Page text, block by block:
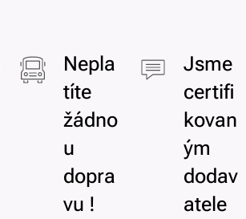
Nepla
títe
žádno
u
dopra
vu !
Jsme
certifi
kovan
ým
dodav
atele